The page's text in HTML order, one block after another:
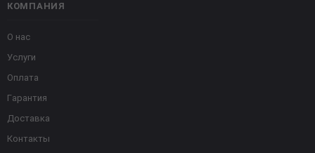
КОМПАНИЯ
О нас
Услуги
Оплата
Гарантия
Доставка
Контакты